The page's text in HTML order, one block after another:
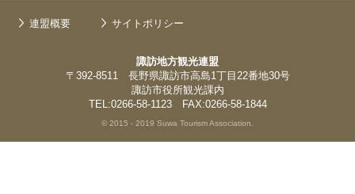
連盟概要 サイトポリシー
諏訪地方観光連盟
〒392-8511 長野県諏訪市高島1丁目22番地30号
諏訪市役所観光課内
TEL:0266-58-1123 FAX:0266-58-1844
© 2015 - 2019 Suwa Tourism Association.